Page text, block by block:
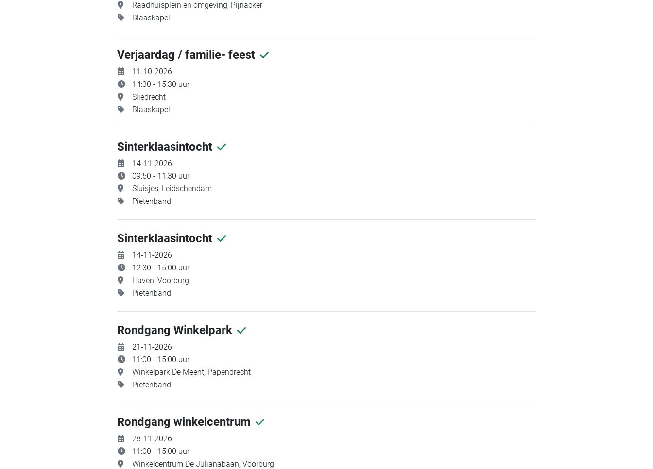
Raadhuisplein en omgeving, Pijnacker
Blaaskapel
Verjaardag / familie- feest
11-10-2026
14:30 - 15:30 uur
Sliedrecht
Blaaskapel
Sinterklaasintocht
14-11-2026
09:50 - 11:30 uur
Sluisjes, Leidschendam
Pietenband
Sinterklaasintocht
14-11-2026
12:30 - 15:00 uur
Haven, Voorburg
Pietenband
Rondgang Winkelpark
21-11-2026
11:00 - 15:00 uur
Winkelpark De Meent, Papendrecht
Pietenband
Rondgang winkelcentrum
28-11-2026
11:00 - 15:00 uur
Winkelcentrum De Julianabaan, Voorburg